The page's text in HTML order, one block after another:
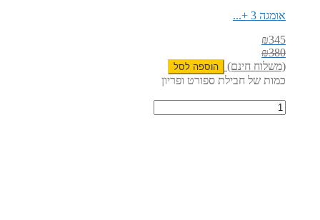
אומגה 3 +...
₪345
₪380
(משלוח חינם)
הוספה לסל
כמות של חבילת ספורט ופריון